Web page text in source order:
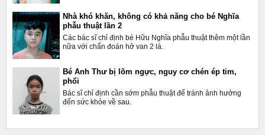
Nhà khó khăn, không có khả năng cho bé Nghĩa
phẫu thuật lần 2
Các bác sĩ chỉ định bé Hữu Nghĩa phẫu thuật thêm một lần
nữa với chẩn đoán hở van 2 lá.
Bé Anh Thư bị lõm ngực, nguy cơ chén ép tim,
phổi
Bác sĩ chỉ định cần sớm phẫu thuật để tránh ảnh hưởng
đến sức khỏe về sau.